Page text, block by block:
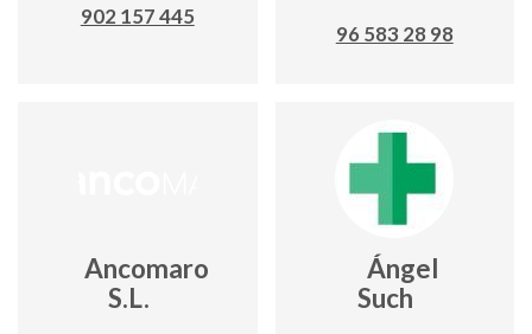
902 157 445
96 583 28 98
Ancomaro
S.L.
Ángel
Such